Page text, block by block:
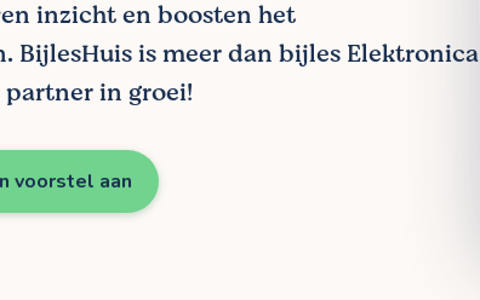
inzicht en boosten het
BijlesHuis is meer dan bijles Elektronica
in groei!
voorstel aan